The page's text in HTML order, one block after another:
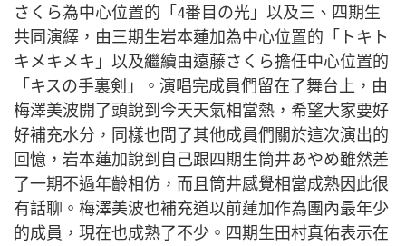
さくら為中心位置的「4番目の光 」以及三、四期生
共同演繹，由三期生岩本蓮加為中心位置的「トキト
キメキメキ」以及繼續由遠藤さくら擔任中心位置的
「キスの手裏剣」。演唱完成員們留在了舞台上，由
梅澤美波開了頭說到今天天氣相當熱，希望大家要好
好補充水分，同樣也問了其他成員們關於這次演出的
回憶，岩本蓮加說到自己跟四期生筒井あやめ雖然差
了一期不過年齡相仿，而且筒井感覺相當成熟因此很
有話聊。梅澤美波也補充道以前蓮加作為團內最年少
的成員，現在也成熟了不少。四期生田村真佑表示在